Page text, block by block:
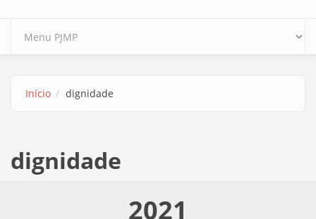
Início dignidade
dignidade
2021